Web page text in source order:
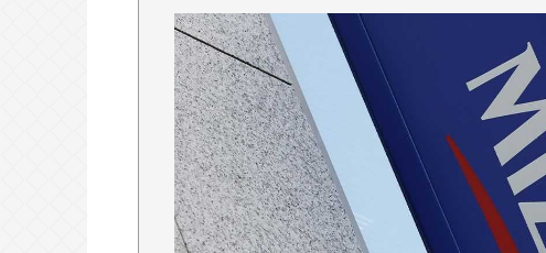
最強の調味料はマヨネーズ、異論は認める
【急募】嫁の実家でやるべきこと
中2男子、野球部の練習中に頭部を強打
人のCT画像で中学生死亡
千葉駅→とみ田、杉田家、蒙古タンメン
風堂etc…ラーメン最強かよ？？